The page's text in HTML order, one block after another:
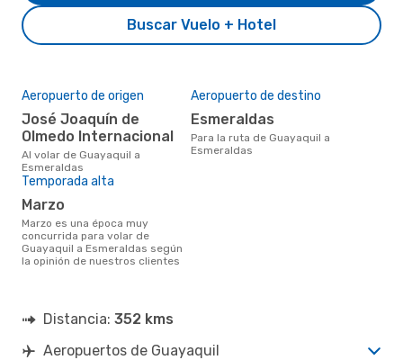
Buscar Vuelo + Hotel
Aeropuerto de origen
José Joaquín de
Olmedo Internacional
Al volar de Guayaquil a
Esmeraldas
Aeropuerto de destino
Esmeraldas
Para la ruta de Guayaquil a
Esmeraldas
Temporada alta
marzo
marzo es una época muy
concurrida para volar de
Guayaquil a Esmeraldas según
la opinión de nuestros clientes
Distancia: 352 kms
Aeropuertos de Guayaquil